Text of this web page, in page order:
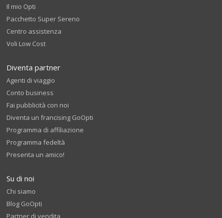
Il mio Opti
Pacchetto Super Sereno
Centro assistenza
Voli Low Cost
Diventa partner
Agenti di viaggio
Conto business
Fai pubblicità con noi
Diventa un francising GoOpti
Programma di affiliazione
Programma fedeltà
Presenta un amico!
Su di noi
Chi siamo
Blog GoOpti
Partner di vendita